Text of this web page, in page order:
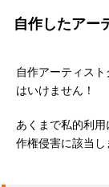
自作したアー
自作アーティス
はいけません！
あくまで私的利
作権侵害に該当し